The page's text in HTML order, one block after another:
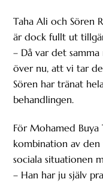
Taha Ali och Sören
är dock fullt ut
– Då var det
över nu, att vi tar
Sören har tränat
behandlingen.
För Mohamed
kombination av
sociala situationen
– Han har ju själv